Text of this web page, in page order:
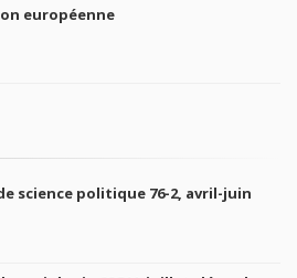
européenne
science politique 76-2, avril-juin